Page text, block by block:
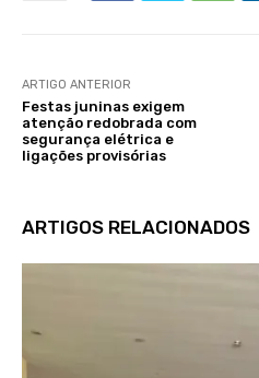
ARTIGO ANTERIOR
Festas juninas exigem
atenção redobrada com
segurança elétrica e
ligações provisórias
ARTIGOS RELACIONADOS